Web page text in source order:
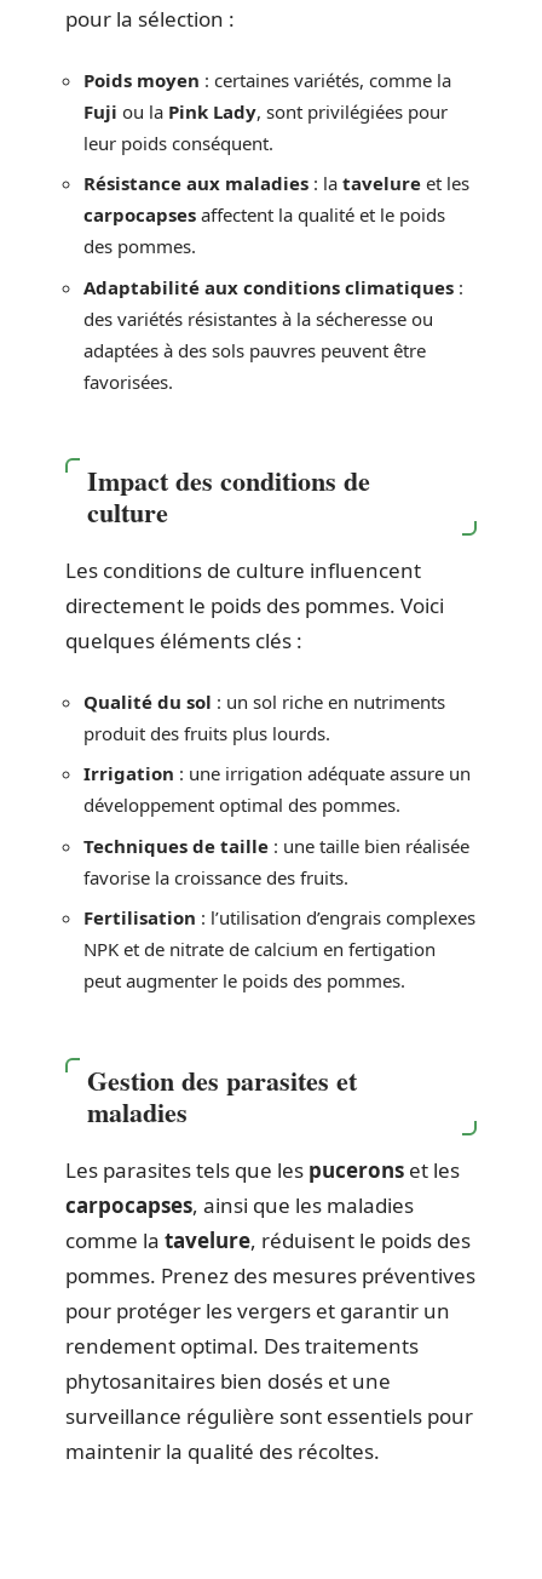
pour la sélection :
Poids moyen : certaines variétés, comme la
Fuji ou la Pink Lady, sont privilégiées pour
leur poids conséquent.
Résistance aux maladies : la tavelure et les
carpocapses affectent la qualité et le poids
des pommes.
Adaptabilité aux conditions climatiques :
des variétés résistantes à la sécheresse ou
adaptées à des sols pauvres peuvent être
favorisées.
Impact des conditions de
culture
Les conditions de culture influencent
directement le poids des pommes. Voici
quelques éléments clés :
Qualité du sol : un sol riche en nutriments
produit des fruits plus lourds.
Irrigation : une irrigation adéquate assure un
développement optimal des pommes.
Techniques de taille : une taille bien réalisée
favorise la croissance des fruits.
Fertilisation : l’utilisation d’engrais complexes
NPK et de nitrate de calcium en fertigation
peut augmenter le poids des pommes.
Gestion des parasites et
maladies
Les parasites tels que les pucerons et les
carpocapses, ainsi que les maladies
comme la tavelure, réduisent le poids des
pommes. Prenez des mesures préventives
pour protéger les vergers et garantir un
rendement optimal. Des traitements
phytosanitaires bien dosés et une
surveillance régulière sont essentiels pour
maintenir la qualité des récoltes.